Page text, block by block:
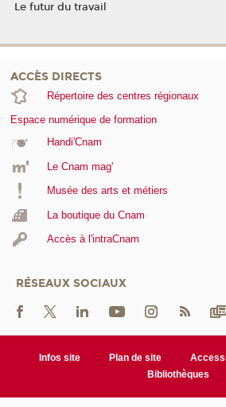
Le futur du travail
ACCÈS DIRECTS
Répertoire des centres régionaux
Espace numérique de formation
Handi'Cnam
Le Cnam mag'
Musée des arts et métiers
La boutique du Cnam
Accès à l'intraCnam
RÉSEAUX SOCIAUX
Infos site Plan de site
Bibliothèques